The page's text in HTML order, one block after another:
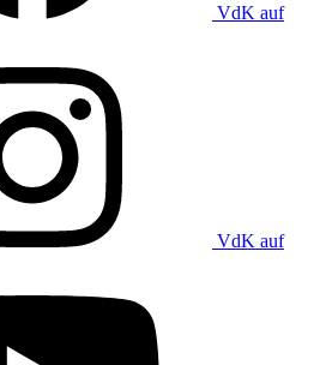
VdK auf
VdK auf